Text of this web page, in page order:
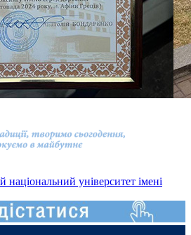
національний університет імені